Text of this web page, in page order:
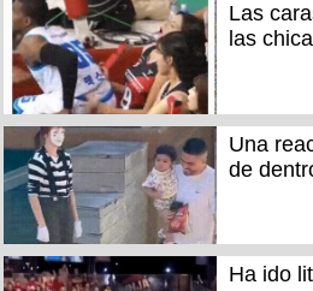
Las
las
Una
de
Ha ido